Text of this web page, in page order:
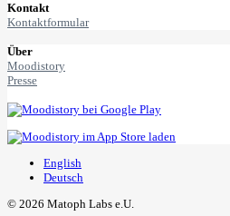
Kontakt
Kontaktformular
Über
Moodistory
Presse
English
Deutsch
© 2026 Matoph Labs e.U.